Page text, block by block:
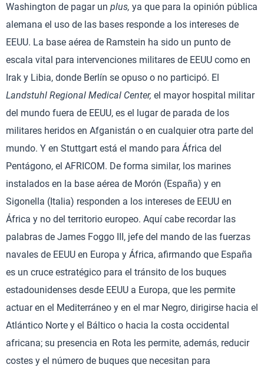
Washington de pagar un plus, ya que para la opinión pública
alemana el uso de las bases responde a los intereses de
EEUU. La base aérea de Ramstein ha sido un punto de
escala vital para intervenciones militares de EEUU como en
Irak y Libia, donde Berlín se opuso o no participó. El
Landstuhl Regional Medical Center, el mayor hospital militar
del mundo fuera de EEUU, es el lugar de parada de los
militares heridos en Afganistán o en cualquier otra parte del
mundo. Y en Stuttgart está el mando para África del
Pentágono, el AFRICOM. De forma similar, los marines
instalados en la base aérea de Morón (España) y en
Sigonella (Italia) responden a los intereses de EEUU en
África y no del territorio europeo. Aquí cabe recordar las
palabras de James Foggo III, jefe del mando de las fuerzas
navales de EEUU en Europa y África, afirmando que España
es un cruce estratégico para el tránsito de los buques
estadounidenses desde EEUU a Europa, que les permite
actuar en el Mediterráneo y en el mar Negro, dirigirse hacia el
Atlántico Norte y el Báltico o hacia la costa occidental
africana; su presencia en Rota les permite, además, reducir
costes y el número de buques que necesitan para